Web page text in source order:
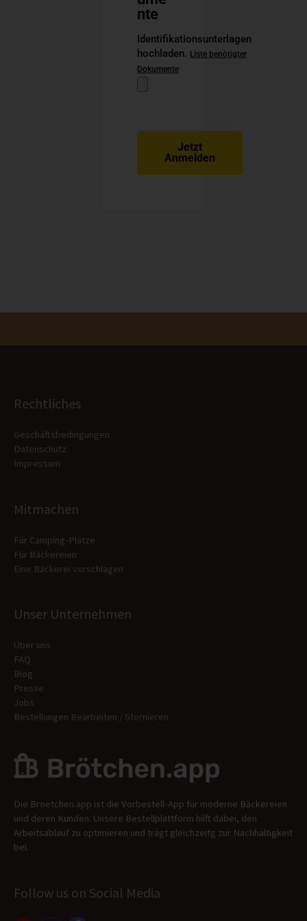
nte
Identifikationsunterlagen
hochladen. Liste benötigter
Dokumente
Jetzt
Anmelden
Rechtliches
Geschäftsbedingungen
Datenschutz
Impressum
Mitmachen
Für Camping-Plätze
Für Bäckereien
Eine Bäckerei vorschlagen
Unser Unternehmen
Über uns
FAQ
Blog
Presse
Jobs
Bestellungen Bearbeiten / Stornieren
Die Broetchen.app ist die Vorbestell-App für moderne Bäckereien
und deren Kunden. Unsere Bestellplattform hilft dabei, den
Arbeitsablauf zu optimieren und trägt gleichzeitg zur Nachhaltigkeit
bei.
Follow us on Social Media